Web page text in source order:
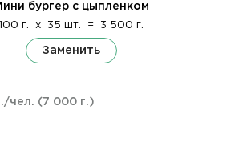
бургер с цыпленком
100 г. x 35 шт. = 3 500 г.
Заменить
чел. (7 000 г.)